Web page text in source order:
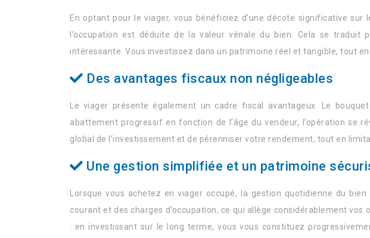
En optant pour le viager, vous bénéficiez d’une décote significative
l’occupation est déduite de la valeur vénale du bien. Cela se
intéressante. Vous investissez dans un patrimoine réel et tangible, tout
Des avantages fiscaux non négligeables
Le viager présente également un cadre fiscal avantageux. Le
abattement progressif en fonction de l’âge du vendeur, l’opération
global de l’investissement et de pérenniser votre rendement, tout en
Une gestion simplifiée et un patrimoine
Lorsque vous achetez en viager occupé, la gestion quotidienne du
courant et des charges d’occupation, ce qui allège considérablement
: en investissant sur le long terme, vous vous constituez